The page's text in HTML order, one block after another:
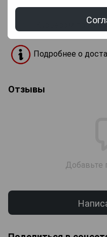
Курьером по
Подробнее о
Отзывы
Добавьте